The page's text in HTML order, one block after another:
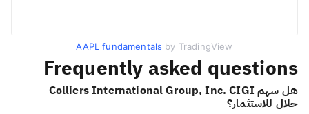
AAPL fundamentals by TradingView
Frequently asked questions
هل سهم Colliers International Group, Inc. CIGI
حلال للاستثمار؟